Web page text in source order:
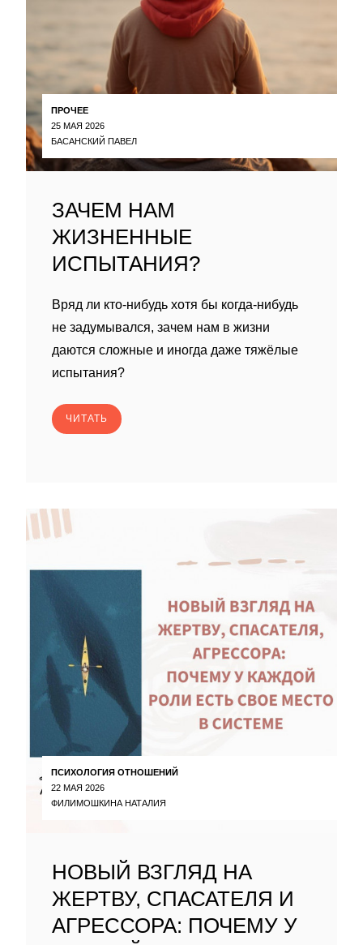
ПРОЧЕЕ
25 МАЯ 2026
БАСАНСКИЙ ПАВЕЛ
ЗАЧЕМ НАМ
ЖИЗНЕННЫЕ
ИСПЫТАНИЯ?
Вряд ли кто-нибудь хотя бы когда-нибудь
не задумывался, зачем нам в жизни
даются сложные и иногда даже тяжёлые
испытания?
ЧИТАТЬ
ПСИХОЛОГИЯ ОТНОШЕНИЙ
22 МАЯ 2026
ФИЛИМОШКИНА НАТАЛИЯ
НОВЫЙ ВЗГЛЯД НА
ЖЕРТВУ, СПАСАТЕЛЯ И
АГРЕССОРА: ПОЧЕМУ У